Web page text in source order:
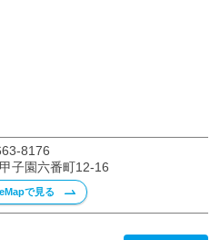
8176
子園六番町12-16
で見る